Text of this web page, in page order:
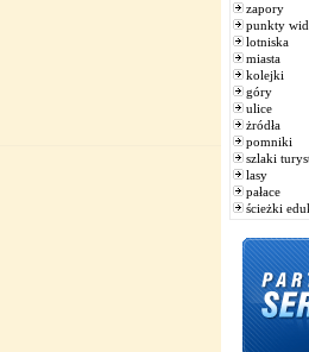
zapory
punkty
lotniska
miasta
kolejki
góry
ulice
żródła
pomniki
szlaki
lasy
pałace
ścieżki